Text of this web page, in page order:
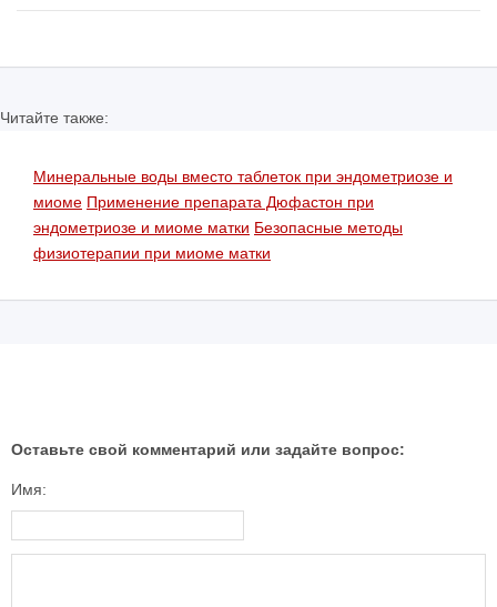
Читайте также:
Минеральные воды вместо таблеток при эндометриозе и
миоме Применение препарата Дюфастон при
эндометриозе и миоме матки Безопасные методы
физиотерапии при миоме матки
Оставьте свой комментарий или задайте вопрос:
Имя: